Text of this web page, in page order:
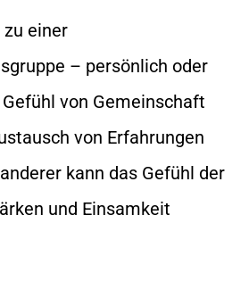
einer
– persönlich oder
von Gemeinschaft
von Erfahrungen
kann das Gefühl der
und Einsamkeit